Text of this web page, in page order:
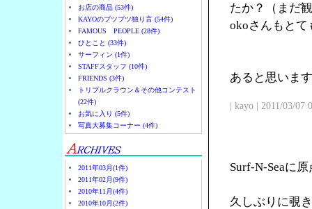
お店の商品 (53件)
KAYOのブツブツ独り言 (54件)
FAMOUS PEOPLE (28件)
ひとこと (33件)
サーフィン (1件)
STAFFスタッフ (10件)
FRIENDS (3件)
トリプルクラウン＆その他コンテスト
(22件)
お気に入り (5件)
写真大募集コーナー (4件)
2011年03月(1件)
2011年02月(9件)
2010年11月(4件)
2010年10月(2件)
たか？（まだ
okoさんもとて
あると思いま
| kayo | 2011/03/07
Surf-N-Seaに
久しぶりに覗